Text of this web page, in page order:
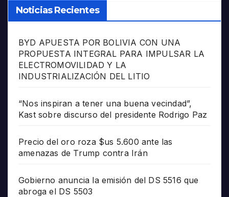
Noticias Recientes
BYD APUESTA POR BOLIVIA CON UNA
PROPUESTA INTEGRAL PARA IMPULSAR LA
ELECTROMOVILIDAD Y LA
INDUSTRIALIZACIÓN DEL LITIO
“Nos inspiran a tener una buena vecindad”,
Kast sobre discurso del presidente Rodrigo Paz
Precio del oro roza $us 5.600 ante las
amenazas de Trump contra Irán
Gobierno anuncia la emisión del DS 5516 que
abroga el DS 5503